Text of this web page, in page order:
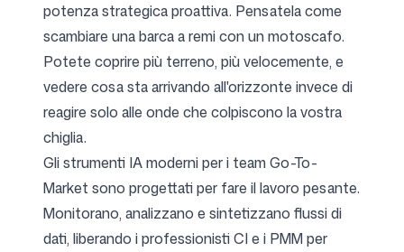
potenza strategica proattiva. Pensatela come
scambiare una barca a remi con un motoscafo.
Potete coprire più terreno, più velocemente, e
vedere cosa sta arrivando all'orizzonte invece di
reagire solo alle onde che colpiscono la vostra
chiglia.
Glistrumenti IA moderni per i team Go-To-
Market sono progettati per fare il lavoro pesante.
Monitorano, analizzano e sintetizzano flussi di
dati, liberando i professionisti CI e i PMM per